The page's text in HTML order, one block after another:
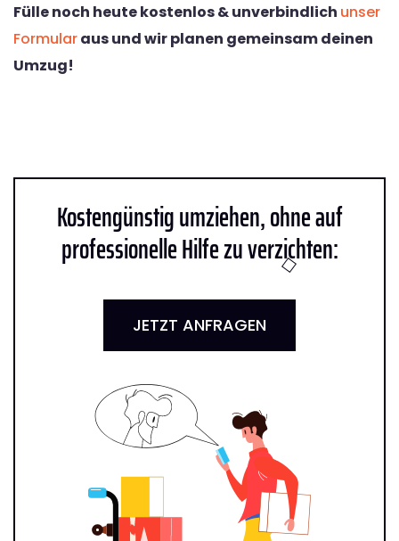
Fülle noch heute kostenlos & unverbindlich unser
Formularaus und wir planen gemeinsam deinen
Umzug!
Kostengünstig umziehen, ohne auf
professionelle Hilfe zu verzichten:
JETZT ANFRAGEN